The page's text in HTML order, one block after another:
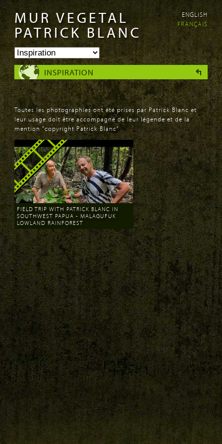
Aller au
contenu
principal
Skip to
navigation
MUR VEGETAL
PATRICK BLANC
ENGLISH
FRANÇAIS
INSPIRATION
Toutes les photographies ont été prises par Patrick Blanc et
leur usage doit être accompagné de leur légende et de la
mention "copyright Patrick Blanc"
FIELD TRIP WITH PATRICK BLANC IN
SOUTHWEST PAPUA - MALAGUFUK
LOWLAND RAINFOREST